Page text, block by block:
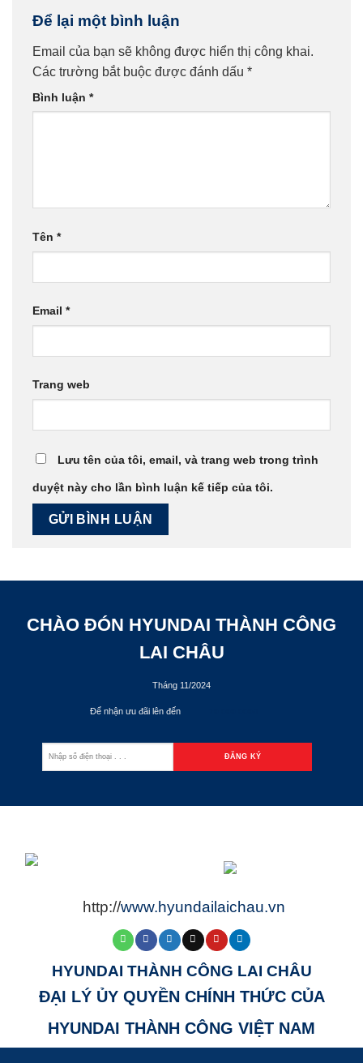
Để lại một bình luận
Email của bạn sẽ không được hiển thị công khai.
Các trường bắt buộc được đánh dấu *
Bình luận *
Tên *
Email *
Trang web
Lưu tên của tôi, email, và trang web trong trình
duyệt này cho lần bình luận kế tiếp của tôi.
CHÀO ĐÓN HYUNDAI THÀNH CÔNG
LAI CHÂU
Tháng 11/2024
Để nhận ưu đãi lên đến
http://www.hyundailaichau.vn
HYUNDAI THÀNH CÔNG LAI CHÂU
ĐẠI LÝ ỦY QUYỀN CHÍNH THỨC CỦA
HYUNDAI THÀNH CÔNG VIỆT NAM